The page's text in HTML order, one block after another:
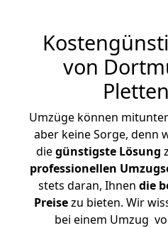
von
Umzüge können
aber keine Sorge, denn
diegünstigste Lösung
professionellen
stets daran, Ihnen die
Preisezu bieten. Wir
bei einem Umzug